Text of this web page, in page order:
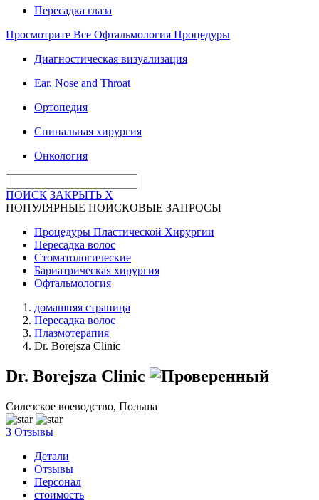
Пересадка глаза
Просмотрите Все Офтальмология Процедуры
Диагностическая визуализация
Ear, Nose and Throat
Ортопедия
Спинальная хирургия
Онкология
ПОИСК ЗАКРЫТЬ X
ПОПУЛЯРНЫЕ ПОИСКОВЫЕ ЗАПРОСЫ
Процедуры Пластической Хирургии
Пересадка волос
Стоматологические
Бариатрическая хирургия
Офтальмология
домашняя страница
Пересадка волос
Плазмотерапия
Dr. Borejsza Clinic
Dr. Borejsza Clinic
Силезское воеводство, Польша
3 Отзывы
Детали
Отзывы
Персонал
стоимость